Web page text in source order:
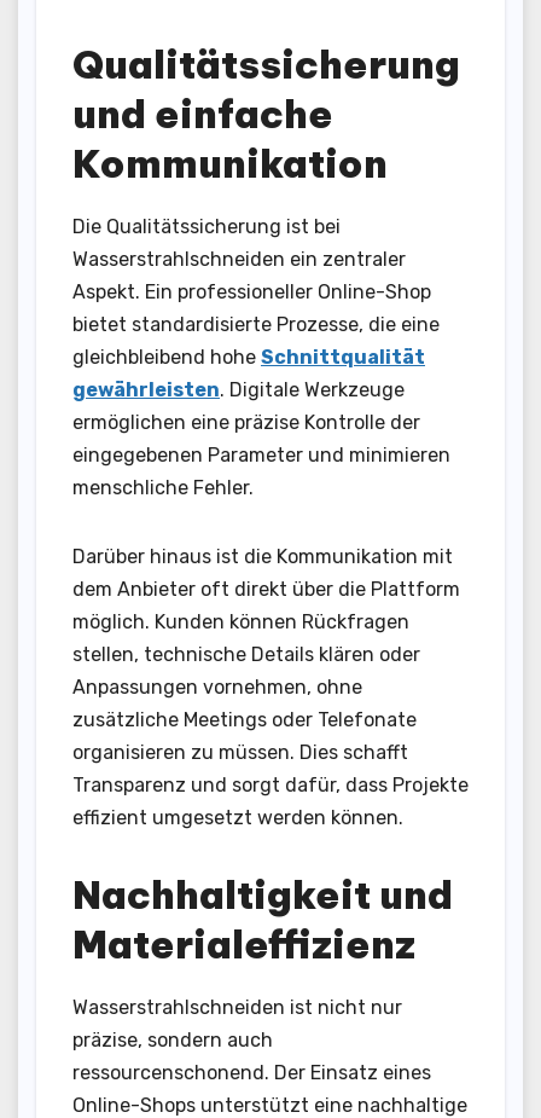
Qualitätssicherung
und einfache
Kommunikation
Die Qualitätssicherung ist bei
Wasserstrahlschneiden ein zentraler
Aspekt. Ein professioneller Online-Shop
bietet standardisierte Prozesse, die eine
gleichbleibend hohe Schnittqualität
gewährleisten. Digitale Werkzeuge
ermöglichen eine präzise Kontrolle der
eingegebenen Parameter und minimieren
menschliche Fehler.
Darüber hinaus ist die Kommunikation mit
dem Anbieter oft direkt über die Plattform
möglich. Kunden können Rückfragen
stellen, technische Details klären oder
Anpassungen vornehmen, ohne
zusätzliche Meetings oder Telefonate
organisieren zu müssen. Dies schafft
Transparenz und sorgt dafür, dass Projekte
effizient umgesetzt werden können.
Nachhaltigkeit und
Materialeffizienz
Wasserstrahlschneiden ist nicht nur
präzise, sondern auch
ressourcenschonend. Der Einsatz eines
Online-Shops unterstützt eine nachhaltige